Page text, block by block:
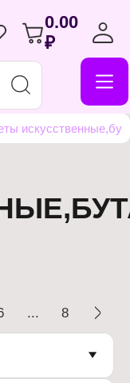
0.00
₽
... 8